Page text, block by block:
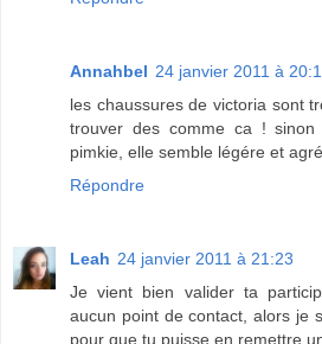
Annahbel 24 janvier 2011 à
les chaussures de victoria sont
trouver des comme ca !
pimkie, elle semble légére et
Répondre
Leah 24 janvier 2011 à 21:23
Je vient bien valider ta
aucun point de contact, alors je
pour que tu puisse en remettre